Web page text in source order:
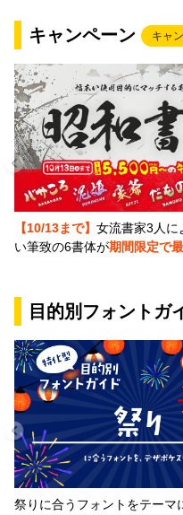
文字種類
価格帯
〜
リセット
キャンペーン キャ
【10/13まで】 女流書家3人に
い筆致の6書体が期間限定で
目的別フォントガ
祭りに合うフォントをテーマ